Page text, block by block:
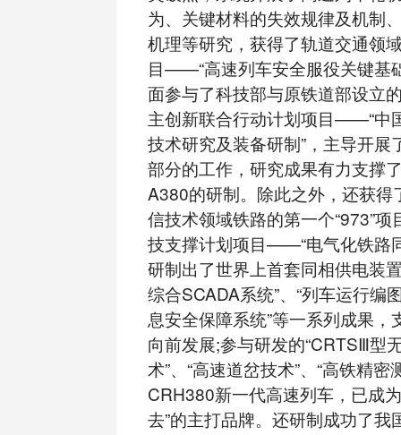
为、关键材料的失效规律及机制
机理等研究，获得了轨道交通领
目——“高速列车安全服役关键基
面参与了科技部与原铁道部设立
主创新联合行动计划项目——“中
技术研究及装备研制”，主导开展
部分的工作，研究成果有力支撑
A380的研制。除此之外，还获得
信技术领域铁路的第一个“973”
技支撑计划项目——“电气化铁路
研制出了世界上首套同相供电装
综合SCADA系统”、“列车运行编
息安全保障系统”等一系列成果，
向前发展;参与研发的“CRTSⅢ型
术”、“高速道岔技术”、“高铁精密
CRH380新一代高速列车，已成
去”的主打品牌。还研制成功了我